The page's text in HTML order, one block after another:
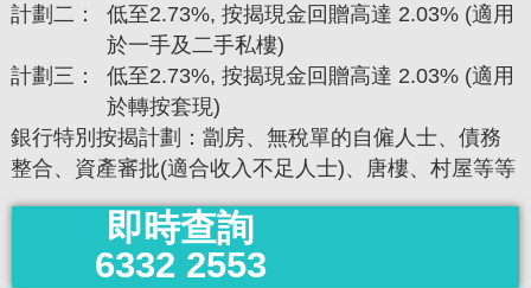
計劃二：
低至2.73%, 按揭現金回贈高達 2.03% (適用
於一手及二手私樓)
計劃三：
低至2.73%, 按揭現金回贈高達 2.03% (適用
於轉按套現)
銀行特別按揭計劃：劏房、無稅單的自僱人士、債務
整合、資產審批(適合收入不足人士)、唐樓、村屋等等
即時查詢
6332 2553